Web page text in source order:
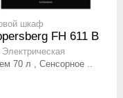
шкаф
FH 611 B
Электрическая
70 л , Сенсорное ..